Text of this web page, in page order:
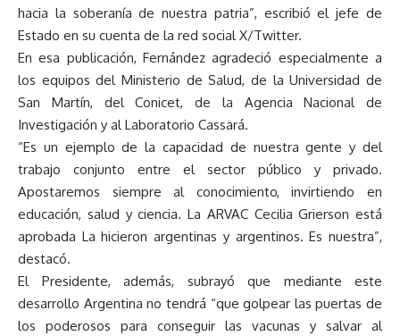
hacia la soberanía de nuestra patria”, escribió el jefe de
Estado en su cuenta de la red social X/Twitter.
En esa publicación, Fernández agradeció especialmente a
los equipos del Ministerio de Salud, de la Universidad de
San Martín, del Conicet, de la Agencia Nacional de
Investigación y al Laboratorio Cassará.
“Es un ejemplo de la capacidad de nuestra gente y del
trabajo conjunto entre el sector público y privado.
Apostaremos siempre al conocimiento, invirtiendo en
educación, salud y ciencia. La ARVAC Cecilia Grierson está
aprobada La hicieron argentinas y argentinos. Es nuestra”,
destacó.
El Presidente, además, subrayó que mediante este
desarrollo Argentina no tendrá “que golpear las puertas de
los poderosos para conseguir las vacunas y salvar al